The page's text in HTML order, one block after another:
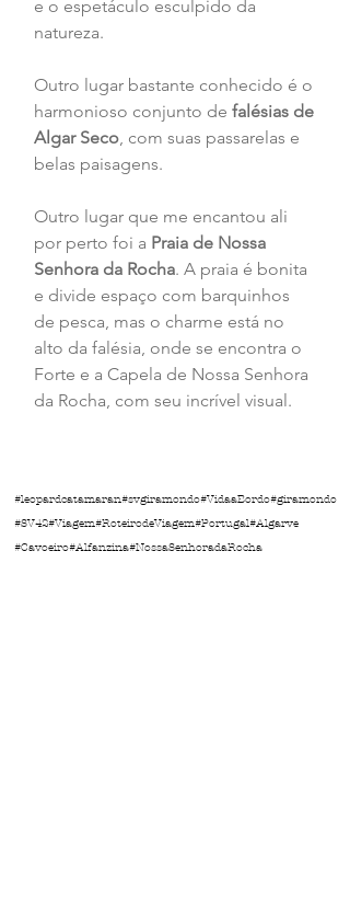
e o espetáculo esculpido da
natureza.
Outro lugar bastante conhecido é o
harmonioso conjunto de falésias de
Algar Seco, com suas passarelas e
belas paisagens.
Outro lugar que me encantou ali
por perto foi a Praia de Nossa
Senhora da Rocha. A praia é bonita
e divide espaço com barquinhos
de pesca, mas o charme está no
alto da falésia, onde se encontra o
Forte e a Capela de Nossa Senhora
da Rocha, com seu incrível visual.
#leopardcatamaran#svgiramondo#VidaaBordo#giramondo
#SV42#Viagem#RoteirodeViagem#Portugal#Algarve
#Cavoeiro#Alfanzina#NossaSenhoradaRocha